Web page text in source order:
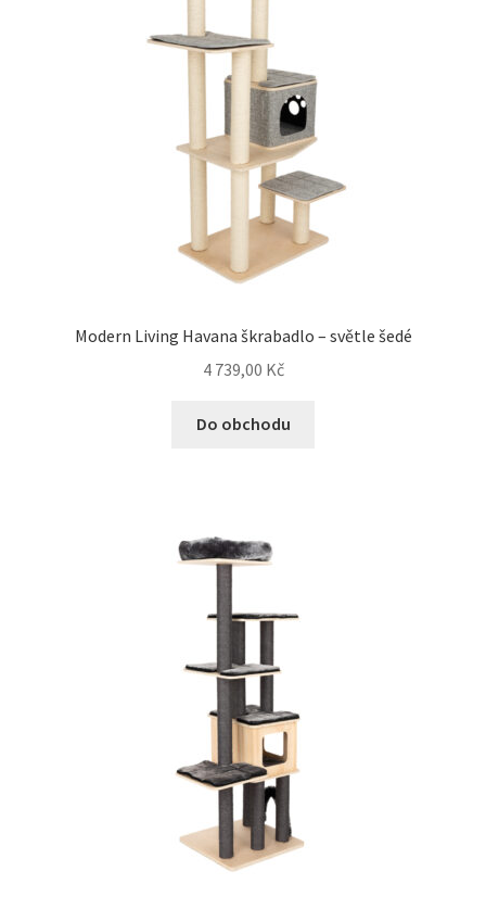
Modern Living Havana škrabadlo – světle šedé
4 739,00 Kč
Do obchodu